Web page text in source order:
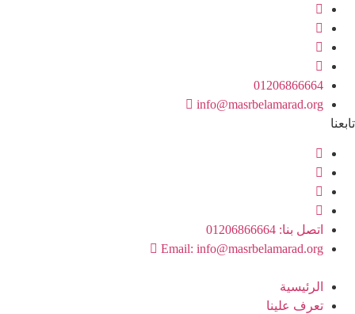
Skip
content
01206866664
info@masrbelamarad.org
تابعنا
اتصل بنا: 01206866664
Email: info@masrbelamarad.org
الرئيسية
تعرف علينا